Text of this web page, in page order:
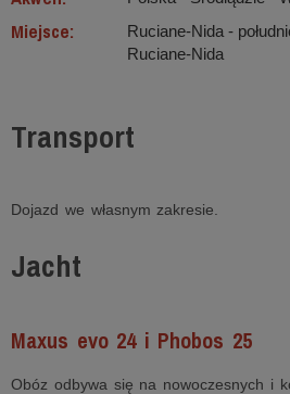
Miejsce:
Ruciane-Nida -
Ruciane-Nida
Transport
Dojazd we własnym zakresie.
Jacht
Maxus evo 24 i Phobos 25
Obóz odbywa się na nowoczesnych i